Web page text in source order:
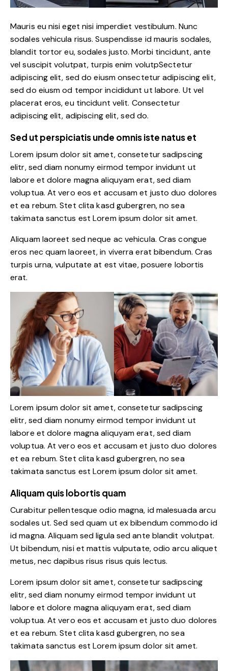
Mauris eu nisi eget nisi imperdiet vestibulum. Nunc
sodales vehicula risus. Suspendisse id mauris sodales,
blandit tortor eu, sodales justo. Morbi tincidunt, ante
vel suscipit volutpat, turpis enim volutpSectetur
adipiscing elit, sed do eiusm onsectetur adipiscing elit,
sed do eiusm od tempor incididunt ut labore. Ut vel
placerat eros, eu tincidunt velit. Consectetur
adipiscing elit, adipiscing elit, sed do.
Sed ut perspiciatis unde omnis iste natus et
Lorem ipsum dolor sit amet, consetetur sadipscing
elitr, sed diam nonumy eirmod tempor invidunt ut
labore et dolore magna aliquyam erat, sed diam
voluptua. At vero eos et accusam et justo duo dolores
et ea rebum. Stet clita kasd gubergren, no sea
takimata sanctus est Lorem ipsum dolor sit amet.
Aliquam laoreet sed neque ac vehicula. Cras congue
eros nec quam laoreet, in viverra erat bibendum. Cras
turpis urna, vulputate at est vitae, posuere lobortis
erat.
Lorem ipsum dolor sit amet, consetetur sadipscing
elitr, sed diam nonumy eirmod tempor invidunt ut
labore et dolore magna aliquyam erat, sed diam
voluptua. At vero eos et accusam et justo duo dolores
et ea rebum. Stet clita kasd gubergren, no sea
takimata sanctus est Lorem ipsum dolor sit amet.
Aliquam quis lobortis quam
Curabitur pellentesque odio magna, id malesuada arcu
sodales ut. Sed sed quam ut ex bibendum commodo id
id magna. Aliquam sed ligula sed ante blandit volutpat.
Ut bibendum, nisi et mattis vulputate, odio arcu aliquet
metus, nec dapibus risus risus quis lectus.
Lorem ipsum dolor sit amet, consetetur sadipscing
elitr, sed diam nonumy eirmod tempor invidunt ut
labore et dolore magna aliquyam erat, sed diam
voluptua. At vero eos et accusam et justo duo dolores
et ea rebum. Stet clita kasd gubergren, no sea
takimata sanctus est Lorem ipsum dolor sit amet.